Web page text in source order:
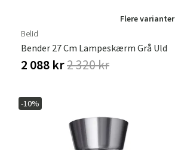
Flere varianter
Belid
Bender 27 Cm Lampeskærm Grå Uld
2 088 kr2 320 kr
-10%